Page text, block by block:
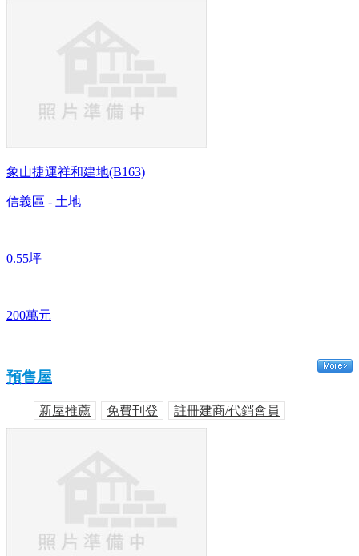
象山捷運祥和建地(B163)
信義區 - 土地
0.55坪
200萬元
預售屋
新屋推薦 免費刊登 註冊建商/代銷會員